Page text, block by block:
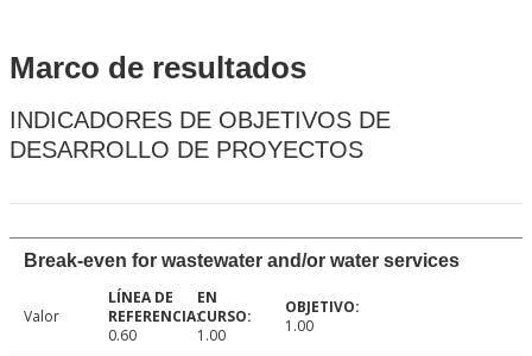
Marco de resultados
INDICADORES DE OBJETIVOS DE
DESARROLLO DE PROYECTOS
Break-even for wastewater and/or water services
Valor
0.60
1.00 1.00